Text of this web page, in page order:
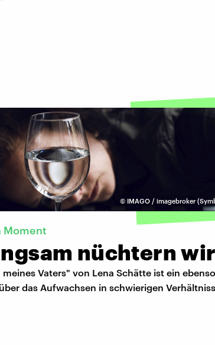
© IMAGO / imagebroker
Moment
nüchtern
Vaters" von Lena Schätte ist ein ebenso
das Aufwachsen in schwierigen